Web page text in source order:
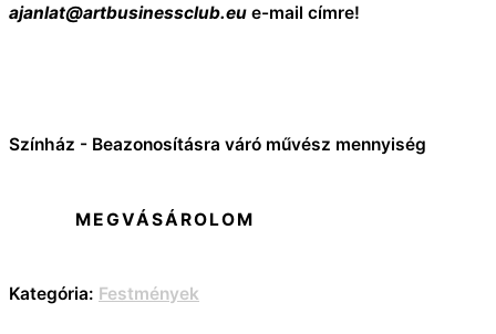
ajanlat@artbusinessclub.eu e-mail címre!
Színház - Beazonosításra váró művész mennyiség
MEGVÁSÁROLOM
Kategória: Festmények